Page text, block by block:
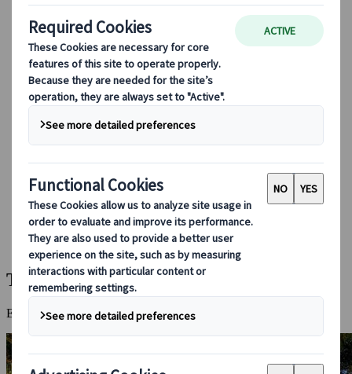
Seizoensgebonden Reistips
Bestemmingshoogtepunten
Culturele Inzichten
Culinaire Avonturen
Ontdek Japan met de trein
Veelgestelde vragen
Essentiële info
Etiquette in Japan
Autorijden in Japan
Boeken bij ons
Japan Rail Pass
Accommodatie
Online Reisadvies
Japanspecialist
Bestemmingen
Alle bestemmingen
Takayama
Takayama
Een historische stad waar de tijd bijna stil lijkt te staan.